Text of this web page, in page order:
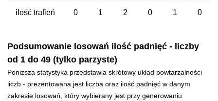
ilość trafień 0 1 2 0 1 0
Podsumowanie losowań ilość padnięć - liczby
od 1 do 49 (tylko parzyste)
Poniższa statystyka przedstawia skrótowy układ powtarzalności
liczb - prezentowana jest liczba oraz ilość padnięć w danym
zakresie losowań, który wybierany jest przy generowaniu